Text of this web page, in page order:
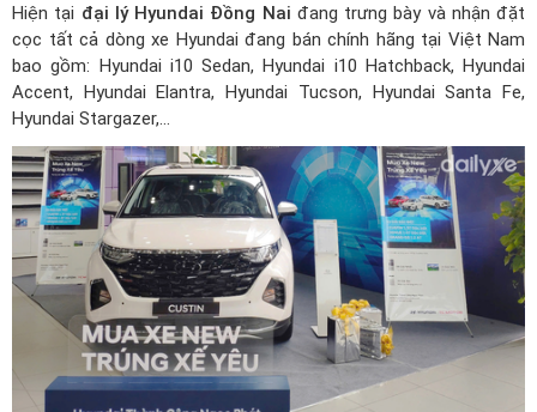
Hiện tại đại lý Hyundai Đồng Nai đang trưng bày và nhận đặt
cọc tất cả dòng xe Hyundai đang bán chính hãng tại Việt Nam
bao gồm: Hyundai i10 Sedan, Hyundai i10 Hatchback, Hyundai
Accent, Hyundai Elantra, Hyundai Tucson, Hyundai Santa Fe,
Hyundai Stargazer,…